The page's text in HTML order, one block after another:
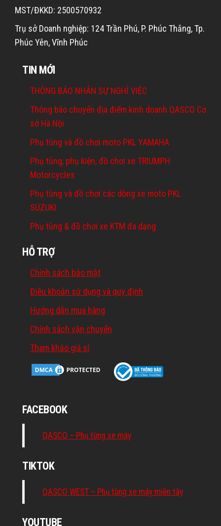
MST/ĐKKD: 2500570932
Trụ sở Doanh nghiệp: 124 Trần Phú, P. Phúc Thắng, Tp.
Phúc Yên, Vĩnh Phúc
TIN MỚI
THÔNG BÁO NHÂN SỰ NGHỈ VIỆC
Thông báo chuyển địa điểm kinh doanh QASCO Cơ
sở Hà Nội
Phụ tùng và đồ chơi moto PKL YAMAHA
Phụ tùng, phụ kiện, đồ chơi xe TRIUMPH
Motorcycles
Phụ tùng và đồ chơi các dòng xe moto PKL
SUZUKI
Phụ tùng & đồ chơi xe KTM đa dạng
HỖ TRỢ
Chính sách bảo mật
Điều khoản sử dụng và quy định
Hướng dẫn mua hàng
Chính sách vận chuyển
Tham khảo giá sỉ
FACEBOOK
QASCO – Phụ tùng xe máy
TIKTOK
QASCO WEST – Phụ tùng xe máy miền tây
YOUTUBE